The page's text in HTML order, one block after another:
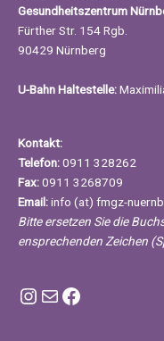
Gesundheitszentrum
Fürther Str. 154 Rgb.
90429 Nürnberg
U-Bahn Haltestelle:
Kontakt:
Telefon:0911 328262
Fax:0911 3268709
Email:info (at) fmgz-
Bitte ersetzen Sie die
ensprechenden Zeichen
Instagram FMGZ Nürnberg
E-MailFacebook